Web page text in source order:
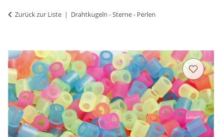
Zurück zur Liste Drahtkugeln - Sterne - Perlen